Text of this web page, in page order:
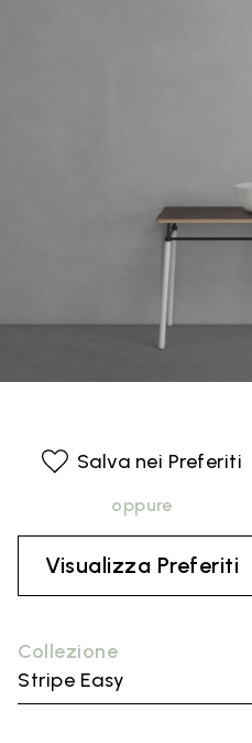
Collezione
Stripe Easy
Salva nei Preferiti
oppure
Visualizza Preferiti